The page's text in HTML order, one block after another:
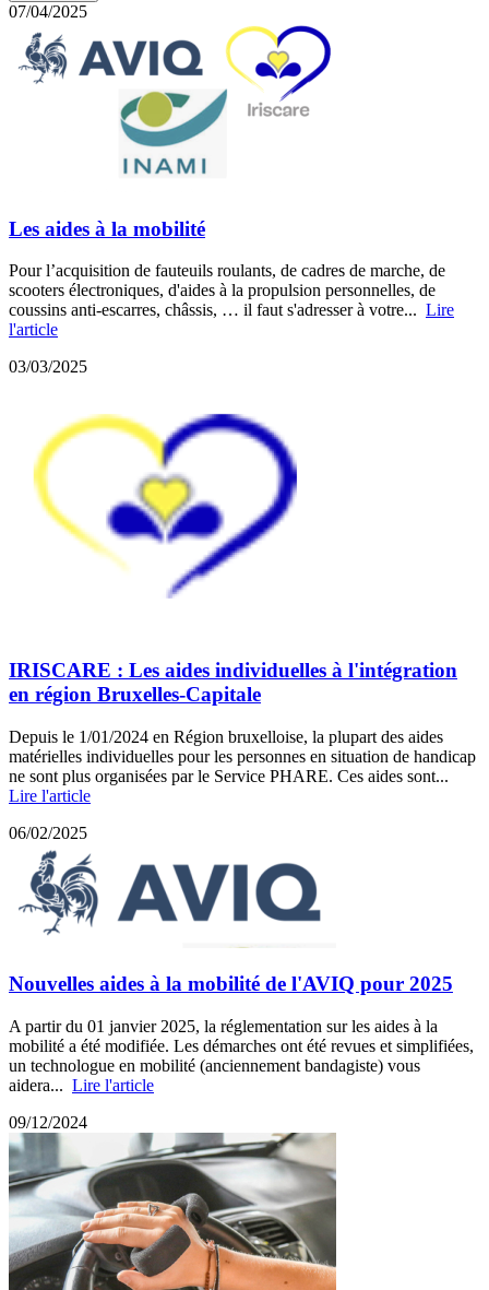
07/04/2025
Les aides à la mobilité
Pour l’acquisition de fauteuils roulants, de cadres de marche, de
scooters électroniques, d'aides à la propulsion personnelles, de
coussins anti-escarres, châssis, … il faut s'adresser à votre... Lire
l'article
03/03/2025
IRISCARE : Les aides individuelles à l'intégration
en région Bruxelles-Capitale
Depuis le 1/01/2024 en Région bruxelloise, la plupart des aides
matérielles individuelles pour les personnes en situation de handicap
ne sont plus organisées par le Service PHARE. Ces aides sont...
Lire l'article
06/02/2025
Nouvelles aides à la mobilité de l'AVIQ pour 2025
A partir du 01 janvier 2025, la réglementation sur les aides à la
mobilité a été modifiée. Les démarches ont été revues et simplifiées,
un technologue en mobilité (anciennement bandagiste) vous
aidera... Lire l'article
09/12/2024